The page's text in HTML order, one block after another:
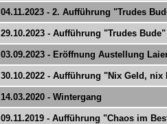
04.11.2023 - 2. Aufführung "Trudes
29.10.2023 - Aufführung "Trudes
03.09.2023 - Eröffnung Austellung
30.10.2022 - Aufführung "Nix Geld,
14.03.2020 - Wintergang
09.11.2019 - Aufführung "Chaos im